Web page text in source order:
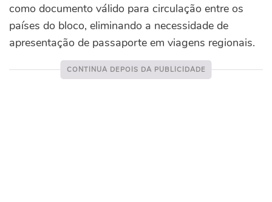
como documento válido para circulação entre os
países do bloco, eliminando a necessidade de
apresentação de passaporte em viagens regionais.